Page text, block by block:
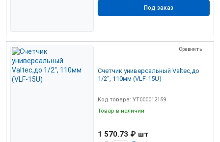
Под заказ
Сравнить
Счетчик универсальный Valtec,до
1/2", 110мм (VLF-15U)
Код товара: УТ000012159
Товар в наличии
1 570.73 ₽ шт